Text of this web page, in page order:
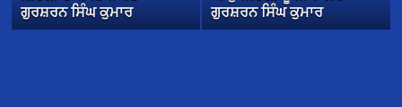
ਗੁਰਸ਼ਰਨ ਸਿੰਘ ਕੁਮਾਰ
ਗੁਰਸ਼ਰਨ ਸਿੰਘ ਕੁਮਾਰ